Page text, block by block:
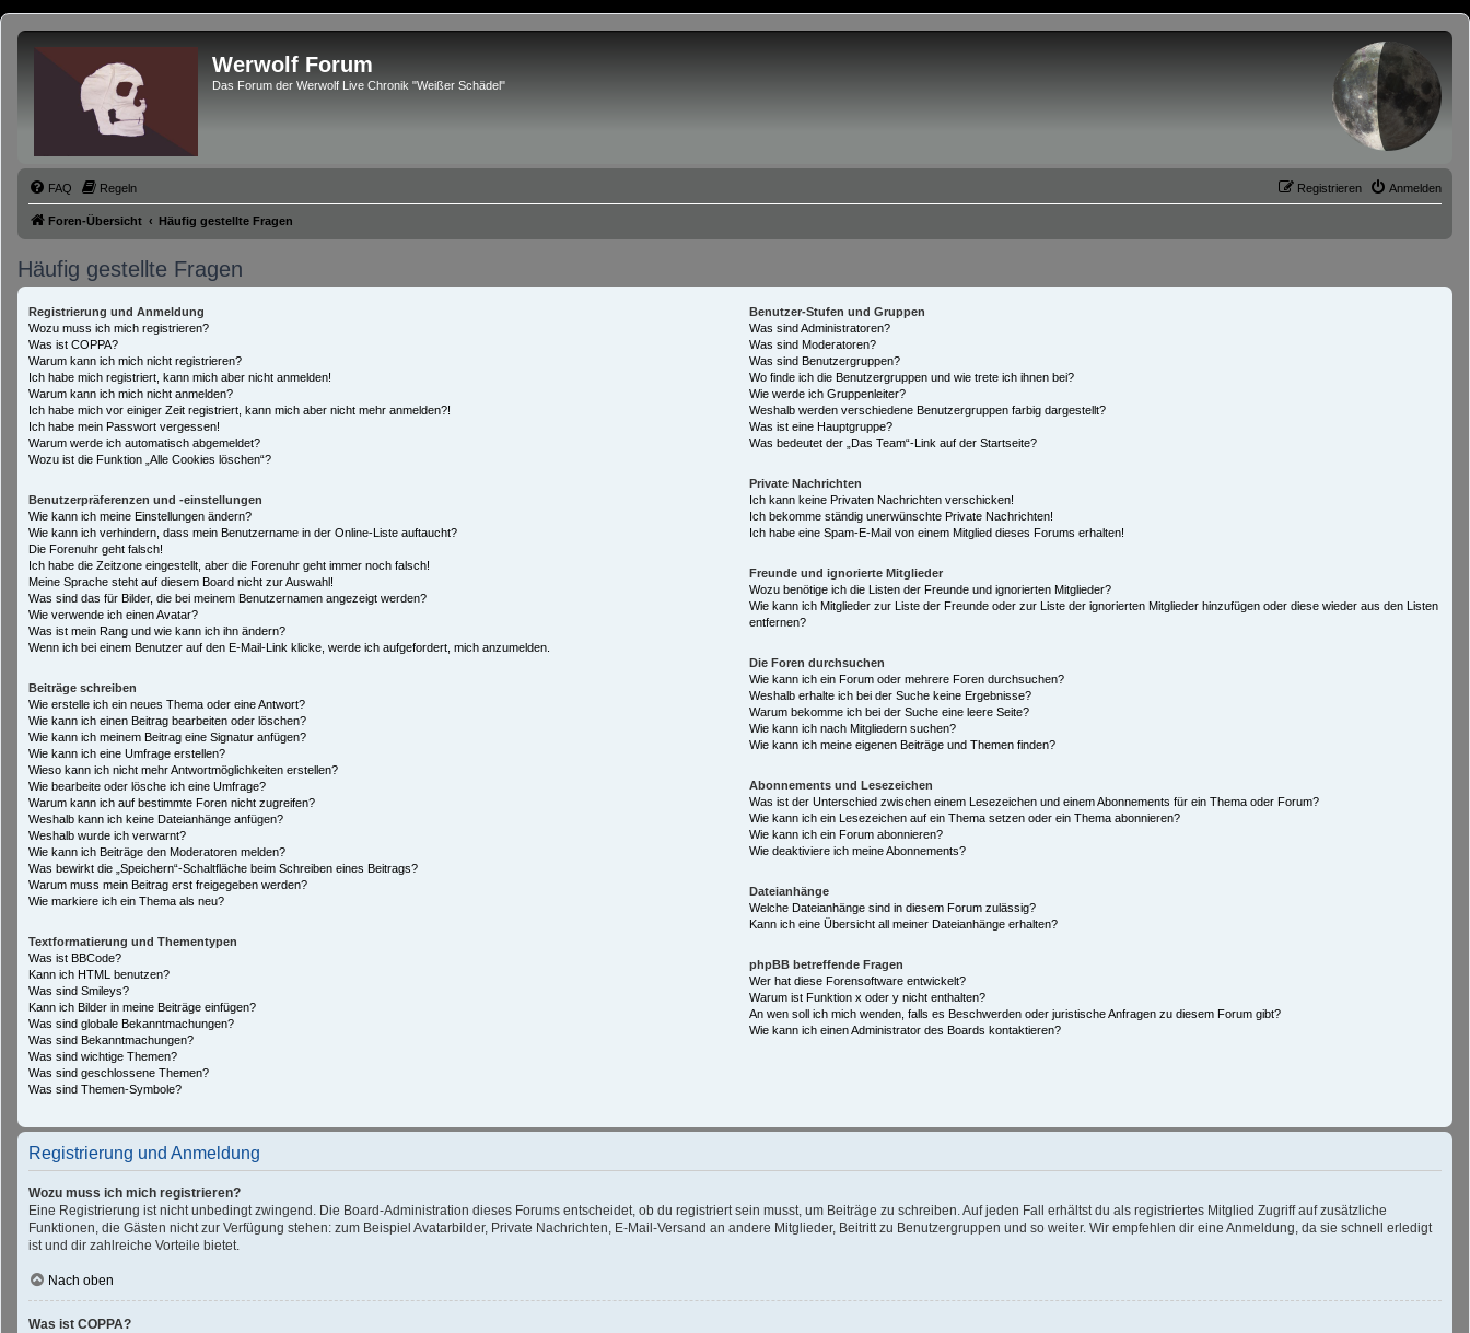
Werwolf Forum
Das Forum der Werwolf Live Chronik "Weißer Schädel"
FAQ Regeln Anmelden
Registrieren
Foren-Übersicht Häufig gestellte Fragen
Häufig gestellte Fragen
Registrierung und Anmeldung
Wozu muss ich mich registrieren?
Was ist COPPA?
Warum kann ich mich nicht registrieren?
Ich habe mich registriert, kann mich aber nicht anmelden!
Warum kann ich mich nicht anmelden?
Ich habe mich vor einiger Zeit registriert, kann mich aber nicht mehr anmelden?!
Ich habe mein Passwort vergessen!
Warum werde ich automatisch abgemeldet?
Wozu ist die Funktion „Alle Cookies löschen“?
Benutzerpräferenzen und -einstellungen
Wie kann ich meine Einstellungen ändern?
Wie kann ich verhindern, dass mein Benutzername in der Online-Liste auftaucht?
Die Forenuhr geht falsch!
Ich habe die Zeitzone eingestellt, aber die Forenuhr geht immer noch falsch!
Meine Sprache steht auf diesem Board nicht zur Auswahl!
Was sind das für Bilder, die bei meinem Benutzernamen angezeigt werden?
Wie verwende ich einen Avatar?
Was ist mein Rang und wie kann ich ihn ändern?
Wenn ich bei einem Benutzer auf den E-Mail-Link klicke, werde ich aufgefordert, mich anzumelden.
Beiträge schreiben
Wie erstelle ich ein neues Thema oder eine Antwort?
Wie kann ich einen Beitrag bearbeiten oder löschen?
Wie kann ich meinem Beitrag eine Signatur anfügen?
Wie kann ich eine Umfrage erstellen?
Wieso kann ich nicht mehr Antwortmöglichkeiten erstellen?
Wie bearbeite oder lösche ich eine Umfrage?
Warum kann ich auf bestimmte Foren nicht zugreifen?
Weshalb kann ich keine Dateianhänge anfügen?
Weshalb wurde ich verwarnt?
Wie kann ich Beiträge den Moderatoren melden?
Was bewirkt die „Speichern“-Schaltfläche beim Schreiben eines Beitrags?
Warum muss mein Beitrag erst freigegeben werden?
Wie markiere ich ein Thema als neu?
Textformatierung und Thementypen
Was ist BBCode?
Kann ich HTML benutzen?
Was sind Smileys?
Kann ich Bilder in meine Beiträge einfügen?
Was sind globale Bekanntmachungen?
Was sind Bekanntmachungen?
Was sind wichtige Themen?
Was sind geschlossene Themen?
Was sind Themen-Symbole?
Benutzer-Stufen und Gruppen
Was sind Administratoren?
Was sind Moderatoren?
Was sind Benutzergruppen?
Wo finde ich die Benutzergruppen und wie trete ich ihnen bei?
Wie werde ich Gruppenleiter?
Weshalb werden verschiedene Benutzergruppen farbig dargestellt?
Was ist eine Hauptgruppe?
Was bedeutet der „Das Team“-Link auf der Startseite?
Private Nachrichten
Ich kann keine Privaten Nachrichten verschicken!
Ich bekomme ständig unerwünschte Private Nachrichten!
Ich habe eine Spam-E-Mail von einem Mitglied dieses Forums erhalten!
Freunde und ignorierte Mitglieder
Wozu benötige ich die Listen der Freunde und ignorierten Mitglieder?
Wie kann ich Mitglieder zur Liste der Freunde oder zur Liste der ignorierten Mitglieder hinzufügen oder diese wieder aus den Listen
entfernen?
Die Foren durchsuchen
Wie kann ich ein Forum oder mehrere Foren durchsuchen?
Weshalb erhalte ich bei der Suche keine Ergebnisse?
Warum bekomme ich bei der Suche eine leere Seite?
Wie kann ich nach Mitgliedern suchen?
Wie kann ich meine eigenen Beiträge und Themen finden?
Abonnements und Lesezeichen
Was ist der Unterschied zwischen einem Lesezeichen und einem Abonnements für ein Thema oder Forum?
Wie kann ich ein Lesezeichen auf ein Thema setzen oder ein Thema abonnieren?
Wie kann ich ein Forum abonnieren?
Wie deaktiviere ich meine Abonnements?
Dateianhänge
Welche Dateianhänge sind in diesem Forum zulässig?
Kann ich eine Übersicht all meiner Dateianhänge erhalten?
phpBB betreffende Fragen
Wer hat diese Forensoftware entwickelt?
Warum ist Funktion x oder y nicht enthalten?
An wen soll ich mich wenden, falls es Beschwerden oder juristische Anfragen zu diesem Forum gibt?
Wie kann ich einen Administrator des Boards kontaktieren?
Registrierung und Anmeldung
Wozu muss ich mich registrieren?
Eine Registrierung ist nicht unbedingt zwingend. Die Board-Administration dieses Forums entscheidet, ob du registriert sein musst, um Beiträge zu schreiben. Auf jeden Fall erhältst du als registriertes Mitglied Zugriff auf zusätzliche
Funktionen, die Gästen nicht zur Verfügung stehen: zum Beispiel Avatarbilder, Private Nachrichten, E-Mail-Versand an andere Mitglieder, Beitritt zu Benutzergruppen und so weiter. Wir empfehlen dir eine Anmeldung, da sie schnell erledigt
ist und dir zahlreiche Vorteile bietet.
Nach oben
Was ist COPPA?